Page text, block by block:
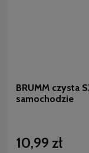
BRUMM czysta
samochodzie
10,99 zł